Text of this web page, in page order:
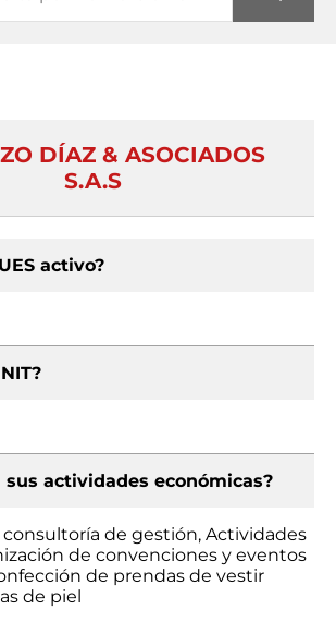
DÍAZ & ASOCIADOS
S.A.S
activo?
sus actividades económicas?
de gestión, Actividades
de convenciones y eventos
de prendas de vestir
de piel